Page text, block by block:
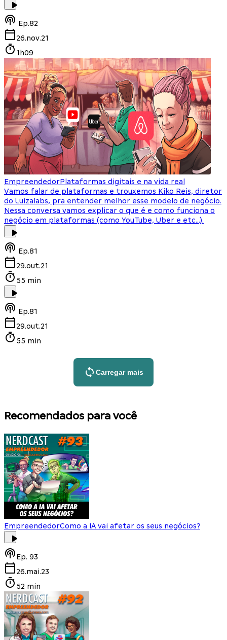
Ep.82
26.nov.21
1h09
EmpreendedorPlataformas digitais e na vida real
Vamos falar de plataformas e trouxemos Kiko Reis, diretor
do Luizalabs, pra entender melhor esse modelo de negócio.
Nessa conversa vamos explicar o que é e como funciona o
negócio em plataformas (como YouTube, Uber e etc...).
Ep.81
29.out.21
55 min
Ep.81
29.out.21
55 min
Carregar mais
Recomendados para você
EmpreendedorComo a IA vai afetar os seus negócios?
Ep. 93
26.mai.23
52 min